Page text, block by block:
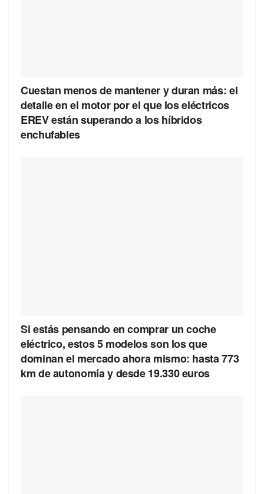
Cuestan menos de mantener y duran más: el
detalle en el motor por el que los eléctricos
EREV están superando a los híbridos
enchufables
Si estás pensando en comprar un coche
eléctrico, estos 5 modelos son los que
dominan el mercado ahora mismo: hasta 773
km de autonomía y desde 19.330 euros